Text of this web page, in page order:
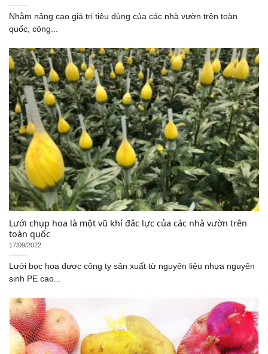
Nhằm nâng cao giá trị tiêu dùng của các nhà vườn trên toàn
quốc, công...
Lưới chụp hoa là một vũ khí đắc lực của các nhà vườn trên
toàn quốc
17/09/2022
Lưới bọc hoa được công ty sản xuất từ nguyên liệu nhựa nguyên
sinh PE cao...